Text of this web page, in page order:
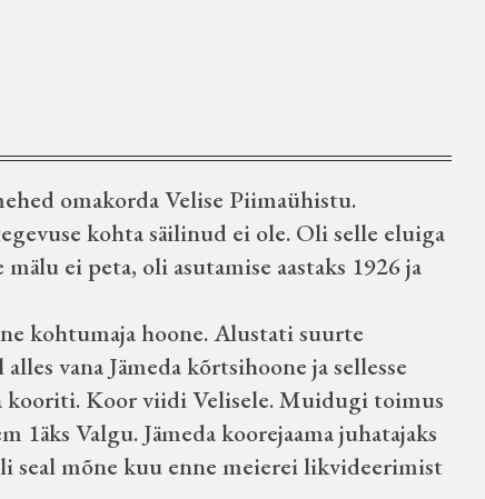
omakorda Velise Piimaühistu.
kohta säilinud ei ole. Oli selle eluiga
mälu ei peta, oli asutamise aastaks 1926 ja
kohtumaja hoone. Alustati suurte
vana Jämeda kõrtsihoone ja sellesse
kooriti. Koor viidi Velisele. Muidugi toimus
Valgu. Jämeda koorejaama juhatajaks
seal mõne kuu enne meierei likvideerimist